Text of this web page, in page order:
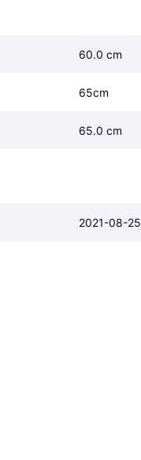
60.0 cm
65cm
65.0 cm
2021-08-25